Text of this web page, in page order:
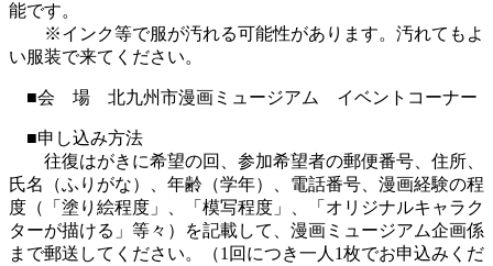
能です。
※インク等で服が汚れる可能性があります。汚れてもよ
い服装で来てください。
■会 場 北九州市漫画ミュージアム イベントコーナー
■申し込み方法
往復はがきに希望の回、参加希望者の郵便番号、住所、
氏名（ふりがな）、年齢（学年）、電話番号、漫画経験の程
度（「塗り絵程度」、「模写程度」、「オリジナルキャラク
ターが描ける」等々）を記載して、漫画ミュージアム企画係
まで郵送してください。（1回につき一人1枚でお申込みくだ